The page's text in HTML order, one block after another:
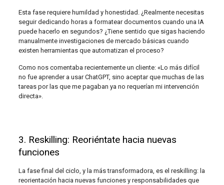
Esta fase requiere humildad y honestidad. ¿Realmente necesitas
seguir dedicando horas a formatear documentos cuando una IA
puede hacerlo en segundos? ¿Tiene sentido que sigas haciendo
manualmente investigaciones de mercado básicas cuando
existen herramientas que automatizan el proceso?
Como nos comentaba recientemente un cliente: «Lo más difícil
no fue aprender a usar ChatGPT, sino aceptar que muchas de las
tareas por las que me pagaban ya no requerían mi intervención
directa».
3. Reskilling: Reoriéntate hacia nuevas
funciones
La fase final del ciclo, y la más transformadora, es el reskilling: la
reorientación hacia nuevas funciones y responsabilidades que